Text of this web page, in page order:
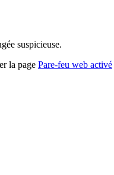
suspicieuse.
la page Pare-feu web activé